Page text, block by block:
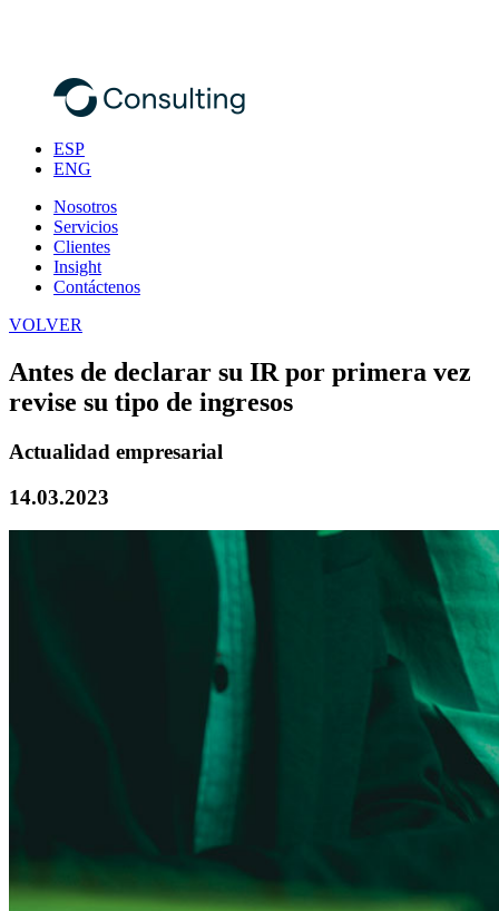
ESP
ENG
Nosotros
Servicios
Clientes
Insight
Contáctenos
VOLVER
Antes de declarar su IR por primera vez
revise su tipo de ingresos
Actualidad empresarial
14.03.2023